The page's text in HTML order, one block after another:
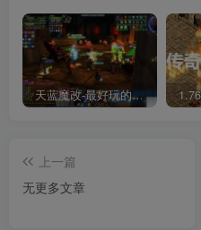
天蓝魔改-最好玩的魔兽世界巫妖王V335精品单机端【最智能的机器人】
上一篇
无更多文章